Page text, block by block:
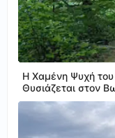
Η Χαμένη Ψυχή
Θυσιάζεται στον